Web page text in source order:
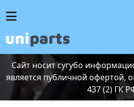
Сайт носит сугубо
является публичной офертой,
437 (2) ГК